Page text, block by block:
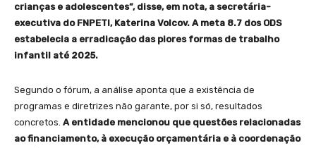
crianças e adolescentes”, disse, em nota, a secretária-
executiva do FNPETI, Katerina Volcov. A meta 8.7 dos ODS
estabelecia a erradicação das piores formas de trabalho
infantil até 2025.
Segundo o fórum, a análise aponta que a existência de
programas e diretrizes não garante, por si só, resultados
concretos. A entidade mencionou que questões relacionadas
ao financiamento, à execução orçamentária e à coordenação